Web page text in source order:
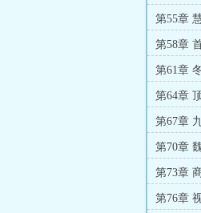
第55章
第58章
第61章
第64章
第67章
第70章
第73章
第76章